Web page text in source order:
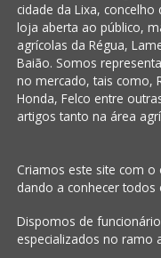
cidade da Lixa,
loja aberta ao público,
agrícolas da Régua,
Baião. Somos
no mercado, tais como,
Honda, Felco entre
artigos tanto na área
Criamos este site com
dando a conhecer
Dispomos de
especializados no ramo